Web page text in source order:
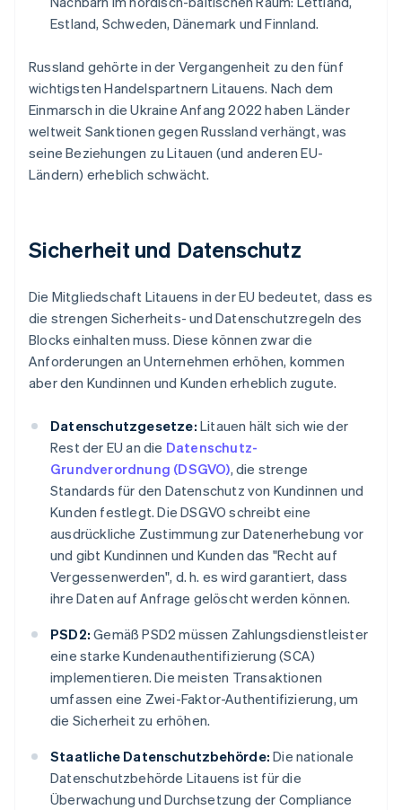
Estland, Schweden, Dänemark und Finnland.
Russland gehörte in der Vergangenheit zu den fünf
wichtigsten Handelspartnern Litauens. Nach dem
Einmarsch in die Ukraine Anfang 2022 haben Länder
weltweit Sanktionen gegen Russland verhängt, was
seine Beziehungen zu Litauen (und anderen EU-
Ländern) erheblich schwächt.
Sicherheit und Datenschutz
Die Mitgliedschaft Litauens in der EU bedeutet, dass es
die strengen Sicherheits- und Datenschutzregeln des
Blocks einhalten muss. Diese können zwar die
Anforderungen an Unternehmen erhöhen, kommen
aber den Kundinnen und Kunden erheblich zugute.
Datenschutzgesetze: Litauen hält sich wie der
Rest der EU an die Datenschutz-
Grundverordnung (DSGVO), die strenge
Standards für den Datenschutz von Kundinnen und
Kunden festlegt. Die DSGVO schreibt eine
ausdrückliche Zustimmung zur Datenerhebung vor
und gibt Kundinnen und Kunden das "Recht auf
Vergessenwerden", d. h. es wird garantiert, dass
ihre Daten auf Anfrage gelöscht werden können.
PSD2: Gemäß PSD2 müssen Zahlungsdienstleister
eine starke Kundenauthentifizierung (SCA)
implementieren. Die meisten Transaktionen
umfassen eine Zwei-Faktor-Authentifizierung, um
die Sicherheit zu erhöhen.
Staatliche Datenschutzbehörde: Die nationale
Datenschutzbehörde Litauens ist für die
Überwachung und Durchsetzung der Compliance